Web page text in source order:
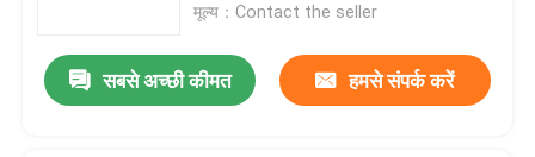
मूल्य：Contact the seller
सबसे अच्छी कीमत हमसे संपर्क करें